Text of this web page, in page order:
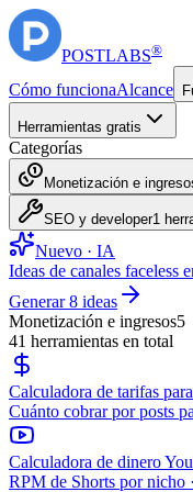
POSTLABS®
Cómo funcionaAlcance
Herramientas gratis
Categorías
Monetización e
SEO y developer1
Nuevo · IA
Ideas de canales faceless
Generar 8 ideas
Monetización e ingresos5
41 herramientas en total
Calculadora de tarifas
Cuánto cobrar por posts
Calculadora de dinero
RPM de Shorts por nicho